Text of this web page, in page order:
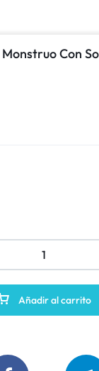
Con
Añadir al carrito